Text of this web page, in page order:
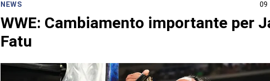
NEWS 09
WWE: Cambiamento importante per
Fatu